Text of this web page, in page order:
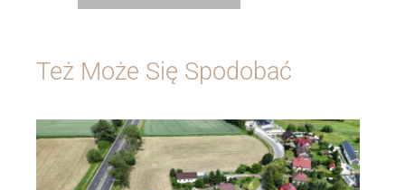
Też Może Się Spodobać